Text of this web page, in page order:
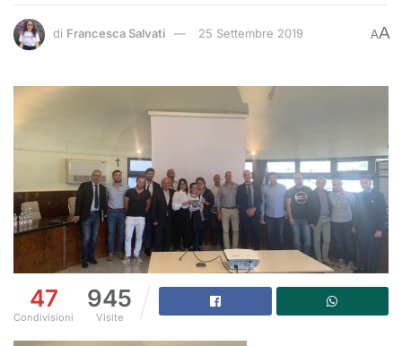
di Francesca Salvati 25 Settembre 2019 AA
47
Condivisioni
945
Visite